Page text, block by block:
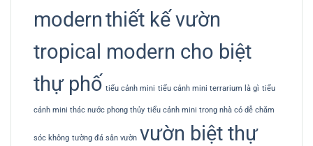
modernthiết kế vườn
tropical modern cho biệt
thự phố tiểu cảnh mini tiểu cảnh mini terrarium là gì tiểu
cảnh mini thác nước phong thủy tiểu cảnh mini trong nhà có dễ chăm
sóc không tường đá sân vườn vườn biệt thự